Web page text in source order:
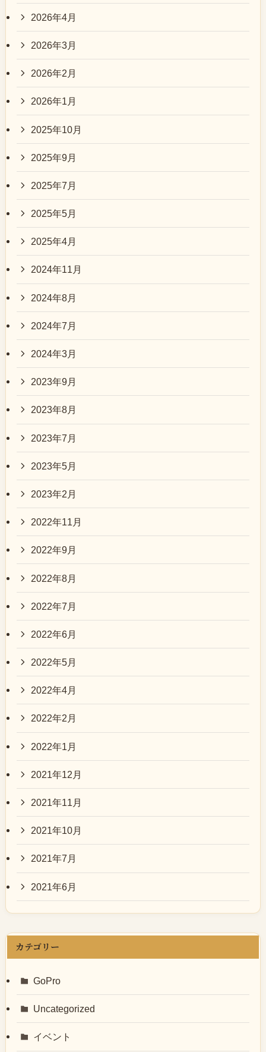
2026年4月
2026年3月
2026年2月
2026年1月
2025年10月
2025年9月
2025年7月
2025年5月
2025年4月
2024年11月
2024年8月
2024年7月
2024年3月
2023年9月
2023年8月
2023年7月
2023年5月
2023年2月
2022年11月
2022年9月
2022年8月
2022年7月
2022年6月
2022年5月
2022年4月
2022年2月
2022年1月
2021年12月
2021年11月
2021年10月
2021年7月
2021年6月
カテゴリー
GoPro
Uncategorized
イベント